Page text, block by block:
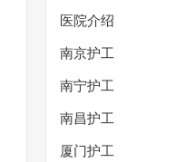
医院介绍
南京护工
南宁护工
南昌护工
厦门护工